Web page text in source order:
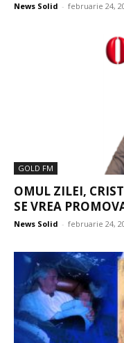
News Solid - februarie 24,
GOLD FM
OMUL ZILEI,
SE VREA
News Solid - februarie 24,